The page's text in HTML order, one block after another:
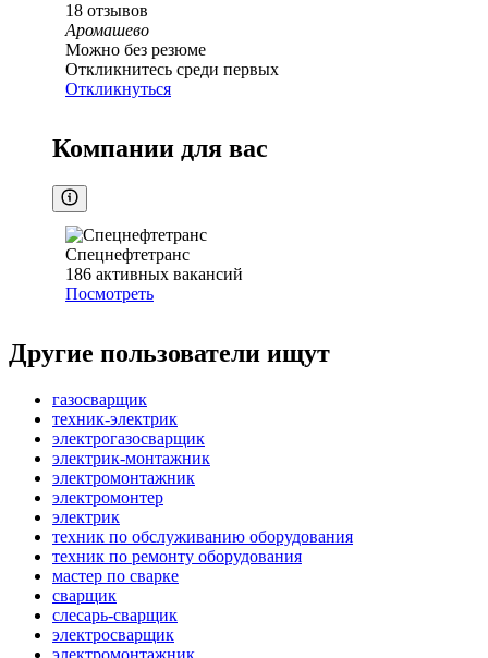
18 отзывов
Аромашево
Можно без резюме
Откликнитесь среди первых
Откликнуться
Компании для вас
Спецнефтетранс
186 активных вакансий
Посмотреть
Другие пользователи ищут
газосварщик
техник-электрик
электрогазосварщик
электрик-монтажник
электромонтажник
электромонтер
электрик
техник по обслуживанию оборудования
техник по ремонту оборудования
мастер по сварке
сварщик
слесарь-сварщик
электросварщик
электромонтажник